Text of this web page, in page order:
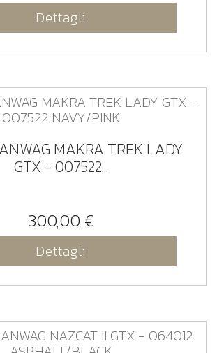
Dettagli
MAKRA TREK LADY
GTX - 007522...
300,00 €
Dettagli